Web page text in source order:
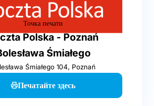
Точка печати
Polska - Poznań
Śmiałego
Śmiałego 104, Poznań
Печатайте здесь